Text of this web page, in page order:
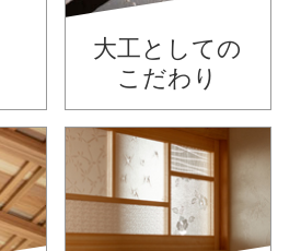
大工としての
こだわり